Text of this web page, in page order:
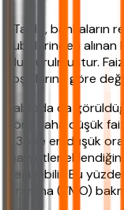
*Tablo,
şubelerinden
oluşturulmuştur.
koşullarına göre
Tabloda da
göre daha düşük
2,35 ile en düşük
maliyetler
değişebilir. Bu
Oranı'na (YMO)